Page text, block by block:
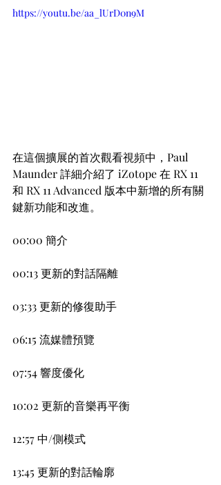
https://youtu.be/aa_lUrD0n9M
在這個擴展的首次觀看視頻中，Paul
Maunder 詳細介紹了 iZotope 在 RX 11
和 RX 11 Advanced 版本中新增的所有關
鍵新功能和改進。
00:00 簡介
00:13 更新的對話隔離
03:33 更新的修復助手
06:15 流媒體預覽
07:54 響度優化
10:02 更新的音樂再平衡
12:57 中/側模式
13:45 更新的對話輪廓